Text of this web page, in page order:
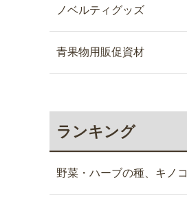
ノベルティグッズ
青果物用販促資材
ランキング
野菜・ハーブの種、キノコ